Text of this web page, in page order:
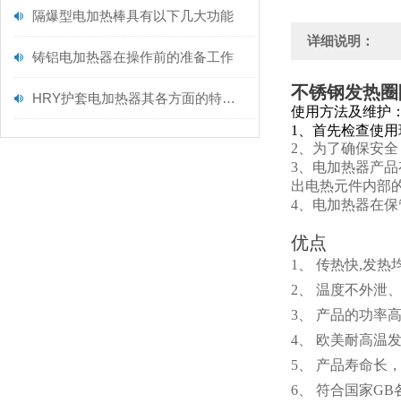
隔爆型电加热棒具有以下几大功能
铸铝电加热器在操作前的准备工作
HRY护套电加热器其各方面的特点如下
详细说明：
不锈钢发热
使用方法及维护
1、首先检查使
2、为了确保安
3、电加热器产
出电热元件内部
4、电加热器在
优点
1、 传热快,发热
2、 温度不外泄
3、 产品的功率
4、 欧美耐高温
5、 产品寿命长
6、 符合国家GB